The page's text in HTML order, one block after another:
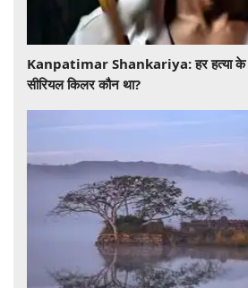
​​​​​​​Kanpatimar Shankariya: हर हत्या के
सीरियल किलर कौन था?